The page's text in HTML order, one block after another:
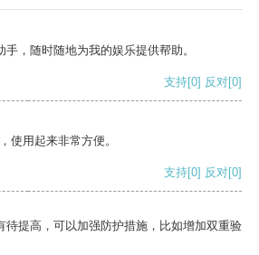
，随时随地为我的娱乐提供帮助。
支持[0] 反对[0]
使用起来非常方便。
支持[0] 反对[0]
待提高，可以加强防护措施，比如增加双重验